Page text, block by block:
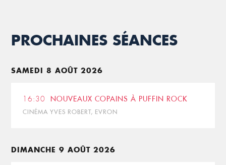
PROCHAINES SÉANCES
SAMEDI 8 AOÛT 2026
16:30 NOUVEAUX COPAINS À PUFFIN ROCK
CINÉMA YVES ROBERT, EVRON
DIMANCHE 9 AOÛT 2026